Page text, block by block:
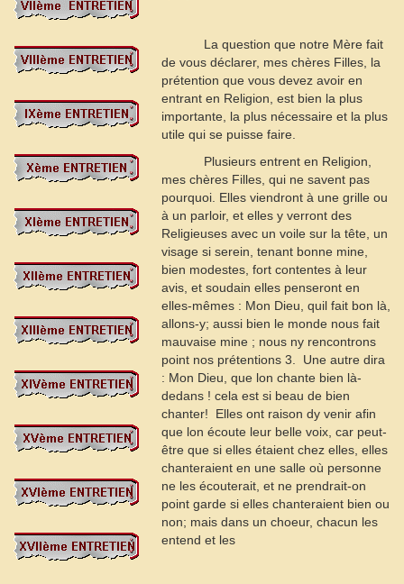
La question que notre Mère fait
de vous déclarer, mes chères Filles, la
prétention que vous devez avoir en
entrant en Religion, est bien la plus
importante, la plus nécessaire et la plus
utile qui se puisse faire.
Plusieurs entrent en Religion,
mes chères Filles, qui ne savent pas
pourquoi. Elles viendront à une grille ou
à un parloir, et elles y verront des
Religieuses avec un voile sur la tête, un
visage si serein, tenant bonne mine,
bien modestes, fort contentes à leur
avis, et soudain elles penseront en
elles-mêmes : Mon Dieu, quil fait bon là,
allons-y; aussi bien le monde nous fait
mauvaise mine ; nous ny rencontrons
point nos prétentions 3 .  Une autre dira
: Mon Dieu, que lon chante bien là-
dedans ! cela est si beau de bien
chanter!  Elles ont raison dy venir afin
que lon écoute leur belle voix, car peut-
être que si elles étaient chez elles, elles
chanteraient en une salle où personne
ne les écouterait, et ne prendrait-on
point garde si elles chanteraient bien ou
non; mais dans un choeur, chacun les
entend et les